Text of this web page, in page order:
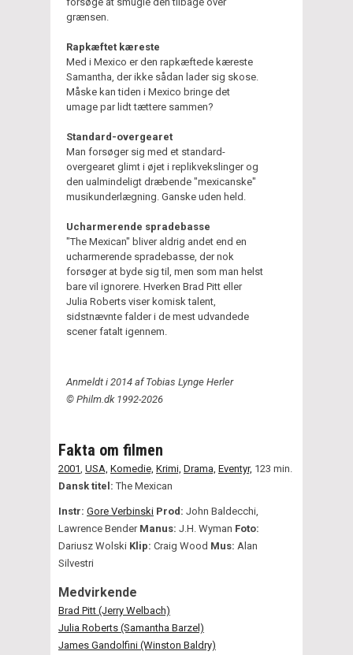
grænsen.
Rapkæftet kæreste
Med i Mexico er den rapkæftede kæreste
Samantha, der ikke sådan lader sig skose.
Måske kan tiden i Mexico bringe det
umage par lidt tættere sammen?
Standard-overgearet
Man forsøger sig med et standard-
overgearet glimt i øjet i replikvekslinger og
den ualmindeligt dræbende "mexicanske"
musikunderlægning. Ganske uden held.
Ucharmerende spradebasse
"The Mexican" bliver aldrig andet end en
ucharmerende spradebasse, der nok
forsøger at byde sig til, men som man helst
bare vil ignorere. Hverken Brad Pitt eller
Julia Roberts viser komisk talent,
sidstnævnte falder i de mest udvandede
scener fatalt igennem.
Anmeldt i 2014 af Tobias Lynge Herler
© Philm.dk 1992-2026
Fakta om filmen
2001 USA, Komedie, Krimi, Drama, Eventyr, 123 min.
Dansk titel:The Mexican
Instr: Gore Verbinski Prod: John Baldecchi,
Lawrence Bender Manus: J.H. Wyman Foto:
Dariusz Wolski Klip: Craig Wood Mus: Alan
Silvestri
Medvirkende
Brad Pitt (Jerry Welbach)
Julia Roberts (Samantha Barzel)
James Gandolfini (Winston Baldry)